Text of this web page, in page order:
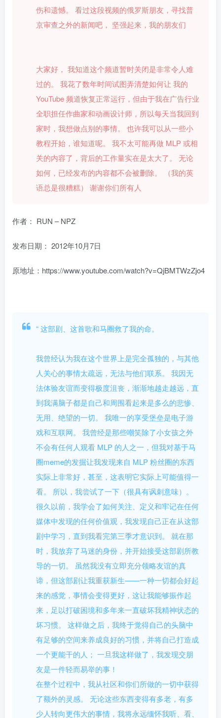
伤和遗憾。 看过这段视频的俄罗斯朋友，寻找普
京审查之外的新闻吧， 坚强起来，我的朋友们
大家好， 我知道这个频道暂时关闭是非常令人难
过的。 我花了数年时间试图弄清楚如何让 我的
YouTube 频道恢复正常运行，但由于我在广告行业
全职担任作曲家和动画设计师，所以每天当我回到
家时，我想做点别的事情。 也许我可以从一些小
教程开始，谁知道呢。 我不太可能再做 MLP 或相
关的内容了，背后的工作量实在是太大了。 无论
如何，已经发布的内容都不会被删除。 （我的英
语总是很糟糕） 谢谢你们所有人
作者： RUN – NPZ
发布日期： 2012年10月7日
原地址：https://www.youtube.com/watch?v=QjBMTWzZjo4
“这部剧、这首歌和马圈救了我的命。
我曾经认为我在这个世界上是完全孤独的，与其他
人关心的事情太疏远，无法与他们联系。 我因无
法体验友谊而变得极度沮丧，渐渐地越走越远，直
到我满脑子都是自己和周围看起来是多么的悲惨、
无用、绝望的一切。 我唯一的享受堡垒是电子游
戏和互联网。 我曾经是那些嘲笑除了小女孩之外
不会有任何人观看 MLP 的人之一，但我对基于马
圈meme的发掘让我发现来自 MLP 粉丝圈的东西
实际上非常好，甚至，这表明它实际上可能值得一
看。 所以，我尝试了一下（很具有讽刺意味）。
很久以前，我学会了如何关注、定义和牢记在任何
媒体中发现的任何价值观，我发现自己正在从这部
剧中学习，直到我看完第三季才意识到。 就在那
时，我放弃了马迷的身份，并开始接受这部剧所教
导的一切。 虽然我没有立即充分领略友谊的真
谛，但这部剧让我重获新生——一种一切都会好起
来的感觉，事情会变得更好，这让我能够振作起
来，足以打破困境和多年来一直破坏我精神状态的
坏习惯。 这样做之后，我终于觉得自己的头脑中
有足够的空间来养成良好的习惯，并将自己打造成
一个更能干的人； 一旦我这样做了，我发现交朋
友是一件轻而易举的事！
在整个过程中，我从社区和你们所做的一切中获得
了额外的灵感。 无论这些东西变得有多老，有多
少人转向更伟大的事情，我将永远缅怀我听、看、